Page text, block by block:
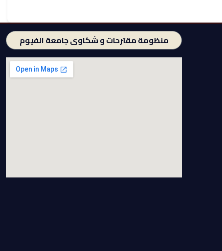
منظومة مقترحات و شكاوى جامعة الفيوم